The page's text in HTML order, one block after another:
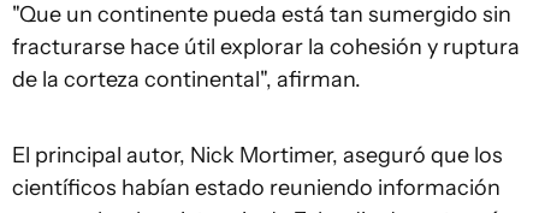
"Que un continente pueda está tan sumergido sin
fracturarse hace útil explorar la cohesión y ruptura
de la corteza continental", afirman.
El principal autor, Nick Mortimer, aseguró que los
científicos habían estado reuniendo información